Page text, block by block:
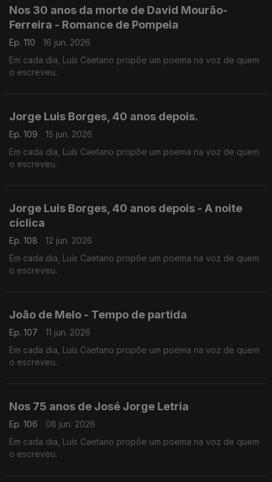
Nos 30 anos da morte de David Mourão-
Ferreira - Romance de Pompeia
Ep. 110
16 jun. 2026
Em cada dia, Luís Caetano propõe um poema na voz de quem
o escreveu.
Jorge Luis Borges, 40 anos depois.
Ep. 109
15 jun. 2026
Em cada dia, Luís Caetano propõe um poema na voz de quem
o escreveu.
Jorge Luis Borges, 40 anos depois - A noite
cíclica
Ep. 108
12 jun. 2026
Em cada dia, Luís Caetano propõe um poema na voz de quem
o escreveu.
João de Melo - Tempo de partida
Ep. 107
11 jun. 2026
Em cada dia, Luís Caetano propõe um poema na voz de quem
o escreveu.
Nos 75 anos de José Jorge Letria
Ep. 106
08 jun. 2026
Em cada dia, Luís Caetano propõe um poema na voz de quem
o escreveu.